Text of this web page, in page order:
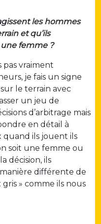
les hommes
et qu’ils
femme ?
pas vraiment
je fais un signe
le terrain avec
un jeu de
d’arbitrage mais
en détail à
ils jouent ils
soit une femme ou
décision, ils
différente de
gris » comme ils nous